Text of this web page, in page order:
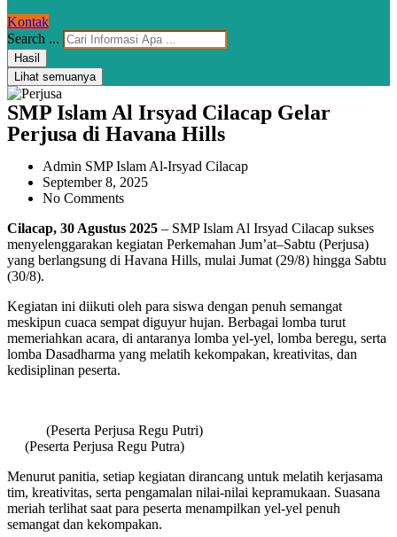
Kontak
Search ...
Hasil
Lihat semuanya
SMP Islam Al Irsyad Cilacap Gelar
Perjusa di Havana Hills
Admin SMP Islam Al-Irsyad Cilacap
September 8, 2025
No Comments
Cilacap, 30 Agustus 2025 – SMP Islam Al Irsyad Cilacap sukses
menyelenggarakan kegiatan Perkemahan Jum’at–Sabtu (Perjusa)
yang berlangsung di Havana Hills, mulai Jumat (29/8) hingga Sabtu
(30/8).
Kegiatan ini diikuti oleh para siswa dengan penuh semangat
meskipun cuaca sempat diguyur hujan. Berbagai lomba turut
memeriahkan acara, di antaranya lomba yel-yel, lomba beregu, serta
lomba Dasadharma yang melatih kekompakan, kreativitas, dan
kedisiplinan peserta.
(Peserta Perjusa Regu Putri)
(Peserta Perjusa Regu Putra)
Menurut panitia, setiap kegiatan dirancang untuk melatih kerjasama
tim, kreativitas, serta pengamalan nilai-nilai kepramukaan. Suasana
meriah terlihat saat para peserta menampilkan yel-yel penuh
semangat dan kekompakan.